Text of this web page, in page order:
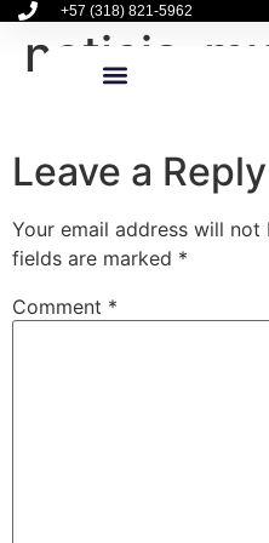
+57 (318) 821-5962
noticia-
Leave a Reply
Your email address will not
fields are marked *
Comment *